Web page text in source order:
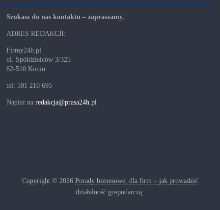
Szukasz do nas kontaktu – zapraszamy.
ADRES REDAKCJI:
Firmy24h.pl
ul. Spółdzielców 3/325
62-510 Konin
tel: 501 210 695
Napisz naredakcja@prasa24h.pl
Copyright © 2026 Porady biznesowe, dla firm – jak prowadzić
działalność gospodarczą.